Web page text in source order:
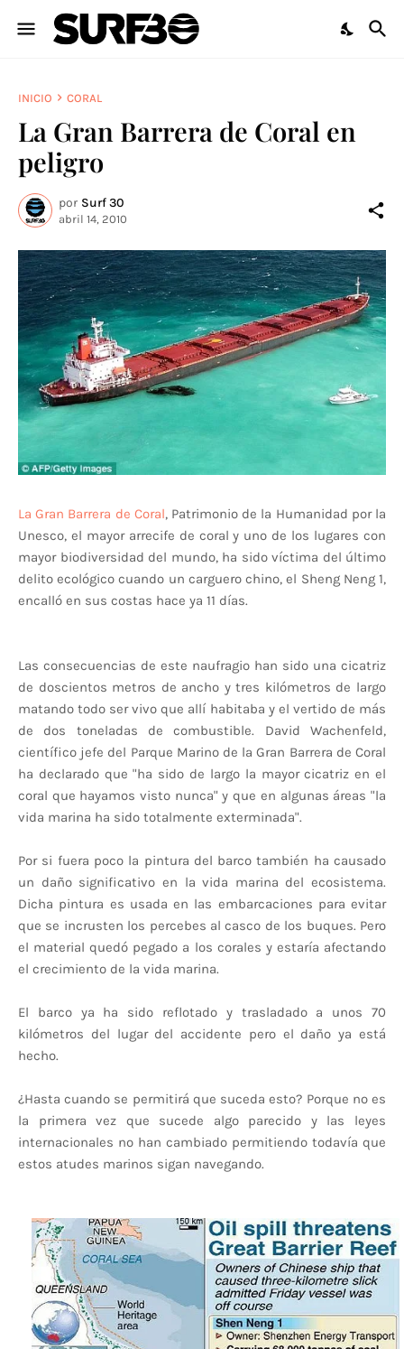
INICIO CORAL
La Gran Barrera de Coral en
peligro
por Surf 30
abril 14, 2010
La Gran Barrera de Coral, Patrimonio de la Humanidad por la
Unesco, el mayor arrecife de coral y uno de los lugares con
mayor biodiversidad del mundo, ha sido víctima del último
delito ecológico cuando un carguero chino, el Sheng Neng 1,
encalló en sus costas hace ya 11 días.
Las consecuencias de este naufragio han sido una cicatriz
de doscientos metros de ancho y tres kilómetros de largo
matando todo ser vivo que allí habitaba y el vertido de más
de dos toneladas de combustible. David Wachenfeld,
científico jefe del Parque Marino de la Gran Barrera de Coral
ha declarado que "ha sido de largo la mayor cicatriz en el
coral que hayamos visto nunca" y que en algunas áreas "la
vida marina ha sido totalmente exterminada".
Por si fuera poco la pintura del barco también ha causado
un daño significativo en la vida marina del ecosistema.
Dicha pintura es usada en las embarcaciones para evitar
que se incrusten los percebes al casco de los buques. Pero
el material quedó pegado a los corales y estaría afectando
el crecimiento de la vida marina.
El barco ya ha sido reflotado y trasladado a unos 70
kilómetros del lugar del accidente pero el daño ya está
hecho.
¿Hasta cuando se permitirá que suceda esto? Porque no es
la primera vez que sucede algo parecido y las leyes
internacionales no han cambiado permitiendo todavía que
estos atudes marinos sigan navegando.